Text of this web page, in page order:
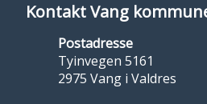
Kontakt Vang
Postadresse
Tyinvegen 5161
2975 Vang i Valdres